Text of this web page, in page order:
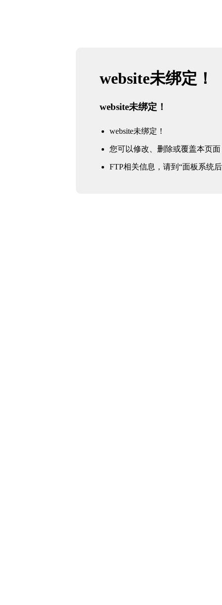
website未绑定！
website未绑定！
website未绑定！
您可以修改、删除或覆盖本页面
FTP相关信息，请到“面板系统